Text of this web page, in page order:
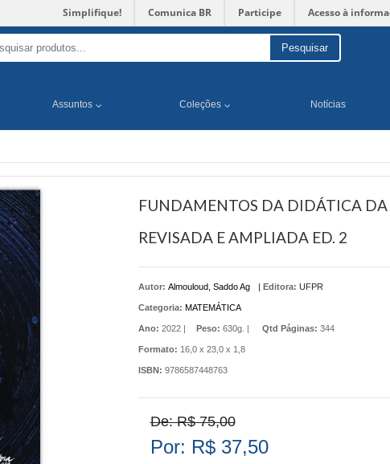
Simplifique! Comunica BR Participe Acesso à
Pesquisar
Assuntos Coleções Notícias
FUNDAMENTOS DA DIDÁTICA
REVISADA E AMPLIADA ED. 2
Autor: Almouloud, Saddo Ag | Editora: UFPR
Categoria: MATEMÁTICA
Ano: 2022 | Peso: 630g. | Qtd Páginas: 344
Formato: 16,0 x 23,0 x 1,8
ISBN: 9786587448763
De: R$ 75,00
Por: R$ 37,50